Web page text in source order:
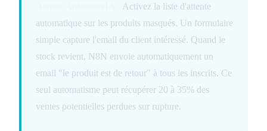
Activez la liste d'attente
automatique sur les produits masqués. Un formulaire
simple capture l'email du client intéressé. Quand le
stock revient, N8N envoie automatiquement un
email "le produit est de retour" à tous les inscrits. Ce
seul automatisme peut récupérer 20 à 35% des
ventes potentielles perdues sur rupture.